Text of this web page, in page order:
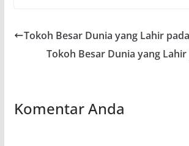
Tokoh Besar Dunia yang Lahir
Tokoh Besar Dunia yang
Komentar Anda